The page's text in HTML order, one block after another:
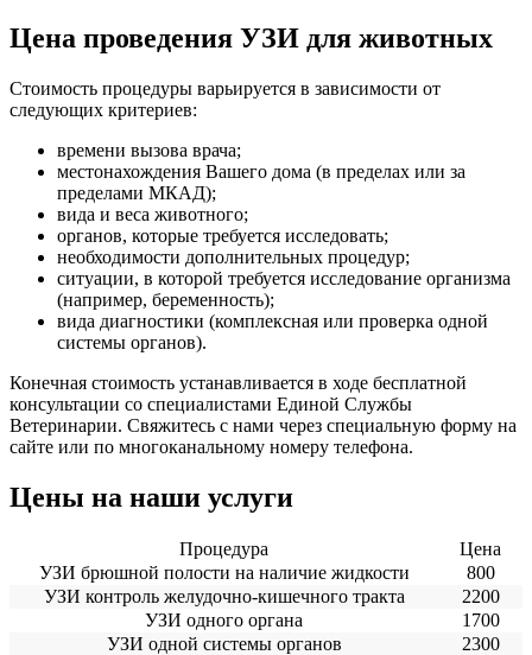
Цена проведения УЗИ для животных
Стоимость процедуры варьируется в зависимости от
следующих критериев:
времени вызова врача;
местонахождения Вашего дома (в пределах или за
пределами МКАД);
вида и веса животного;
органов, которые требуется исследовать;
необходимости дополнительных процедур;
ситуации, в которой требуется исследование организма
(например, беременность);
вида диагностики (комплексная или проверка одной
системы органов).
Конечная стоимость устанавливается в ходе бесплатной
консультации со специалистами Единой Службы
Ветеринарии. Свяжитесь с нами через специальную форму на
сайте или по многоканальному номеру телефона.
Цены на наши услуги
Процедура
Цена
УЗИ брюшной полости на наличие жидкости
800
УЗИ контроль желудочно-кишечного тракта
2200
УЗИ одного органа
1700
УЗИ одной системы органов
2300